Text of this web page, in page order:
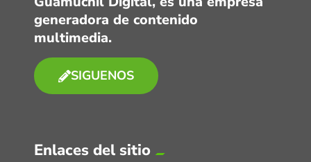
generadora de contenido
multimedia.
SIGUENOS
Enlaces del sitio